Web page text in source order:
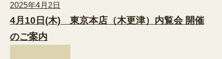
2025年4月2日
4月10日(木) 東京本店（木更津）内覧会 開催
のご案内